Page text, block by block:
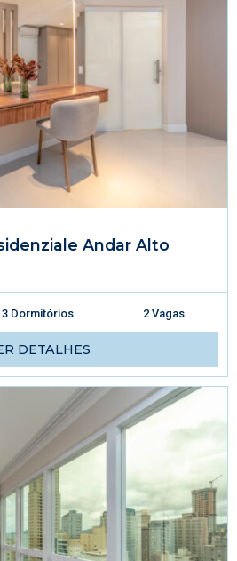
Andar Alto
3 Dormitórios 2 Vagas
DETALHES